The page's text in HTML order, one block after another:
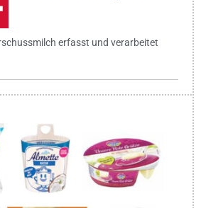
erfasst und verarbeitet